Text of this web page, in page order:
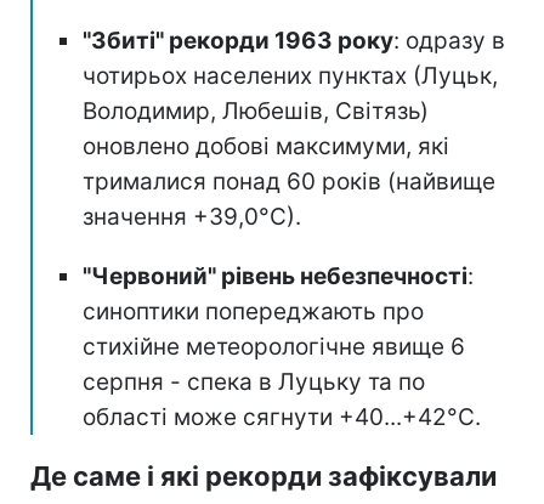
"Збиті" рекорди 1963 року: одразу в
чотирьох населених пунктах (Луцьк,
Володимир, Любешів, Світязь)
оновлено добові максимуми, які
трималися понад 60 років (найвище
значення +39,0°С).
"Червоний" рівень небезпечності:
синоптики попереджають про
стихійне метеорологічне явище 6
серпня - спека в Луцьку та по
області може сягнути +40...+42°С.
Де саме і які рекорди зафіксували